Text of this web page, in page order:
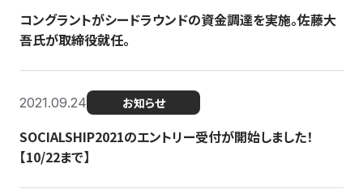
コングラントがシードラウンドの資金調達を実施。佐藤大
吾氏が取締役就任。
2021.09.24 お知らせ
SOCIALSHIP2021のエントリー受付が開始しました！
【10/22まで】